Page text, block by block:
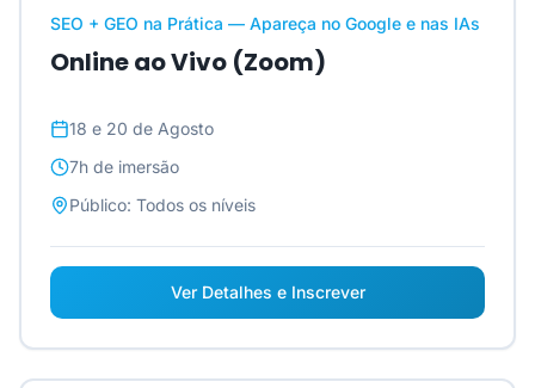
SEO + GEO na Prática — Apareça no Google e nas IAs
Online ao Vivo (Zoom)
18 e 20 de Agosto
7h de imersão
Público: Todos os níveis
Ver Detalhes e Inscrever